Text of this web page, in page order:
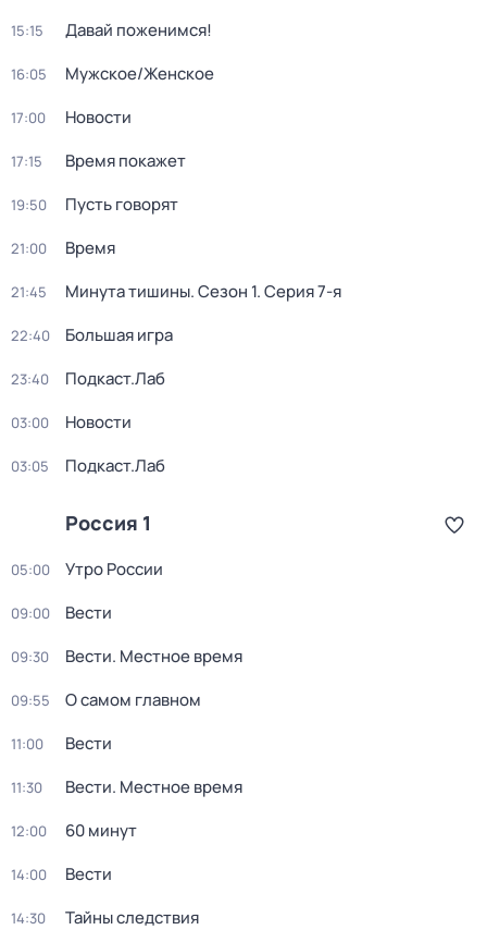
15:15 Давай поженимся!
16:05 Мужское/Женское
17:00 Новости
17:15 Время покажет
19:50 Пусть говорят
21:00 Время
21:45 Минута тишины. Сезон 1. Серия 7-я
22:40 Большая игра
23:40 Подкаст.Лаб
03:00 Новости
03:05 Подкаст.Лаб
Россия 1
05:00 Утро России
09:00 Вести
09:30 Вести. Местное время
09:55 О самом главном
11:00 Вести
11:30 Вести. Местное время
12:00 60 минут
14:00 Вести
14:30 Тайны следствия